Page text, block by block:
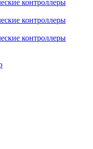
контроллеры
контроллеры
контроллеры